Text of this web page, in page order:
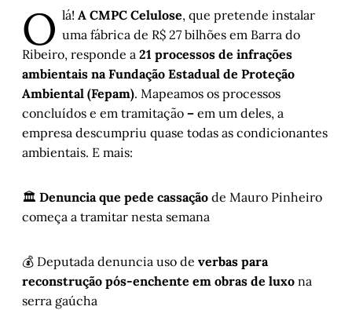
O lá! A CMPC Celulose, que pretende instalar
uma fábrica de R$ 27 bilhões em Barra do
Ribeiro, responde a 21 processos de infrações
ambientais na Fundação Estadual de Proteção
Ambiental (Fepam). Mapeamos os processos
concluídos e em tramitação – em um deles, a
empresa descumpriu quase todas as condicionantes
ambientais. E mais:
🏛️ Denuncia que pede cassação de Mauro Pinheiro
começa a tramitar nesta semana
💰 Deputada denuncia uso de verbas para
reconstrução pós-enchente em obras de luxo na
serra gaúcha